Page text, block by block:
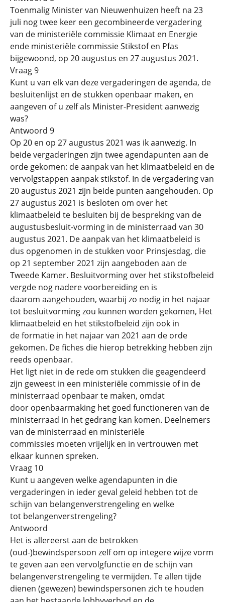
Toenmalig Minister van Nieuwenhuizen heeft na 23
juli nog twee keer een gecombineerde vergadering
van de ministeriële commissie Klimaat en Energie
ende ministeriële commissie Stikstof en Pfas
bijgewoond, op 20 augustus en 27 augustus 2021.
Vraag 9
Kunt u van elk van deze vergaderingen de agenda, de
besluitenlijst en de stukken openbaar maken, en
aangeven of u zelf als Minister-President aanwezig
was?
Antwoord 9
Op 20 en op 27 augustus 2021 was ik aanwezig. In
beide vergaderingen zijn twee agendapunten aan de
orde gekomen: de aanpak van het klimaatbeleid en de
vervolgstappen aanpak stikstof. In de vergadering van
20 augustus 2021 zijn beide punten aangehouden. Op
27 augustus 2021 is besloten om over het
klimaatbeleid te besluiten bij de bespreking van de
augustusbesluit-vorming in de ministerraad van 30
augustus 2021. De aanpak van het klimaatbeleid is
dus opgenomen in de stukken voor Prinsjesdag, die
op 21 september 2021 zijn aangeboden aan de
Tweede Kamer. Besluitvorming over het stikstofbeleid
vergde nog nadere voorbereiding en is
daarom aangehouden, waarbij zo nodig in het najaar
tot besluitvorming zou kunnen worden gekomen, Het
klimaatbeleid en het stikstofbeleid zijn ook in
de formatie in het najaar van 2021 aan de orde
gekomen. De fiches die hierop betrekking hebben zijn
reeds openbaar.
Het ligt niet in de rede om stukken die geagendeerd
zijn geweest in een ministeriële commissie of in de
ministerraad openbaar te maken, omdat
door openbaarmaking het goed functioneren van de
ministerraad in het gedrang kan komen. Deelnemers
van de ministerraad en ministeriële
commissies moeten vrijelijk en in vertrouwen met
elkaar kunnen spreken.
Vraag 10
Kunt u aangeven welke agendapunten in die
vergaderingen in ieder geval geleid hebben tot de
schijn van belangenverstrengeling en welke
tot belangenverstrengeling?
Antwoord
Het is allereerst aan de betrokken
(oud-)bewindspersoon zelf om op integere wijze vorm
te geven aan een vervolgfunctie en de schijn van
belangenverstrengeling te vermijden. Te allen tijde
dienen (gewezen) bewindspersonen zich te houden